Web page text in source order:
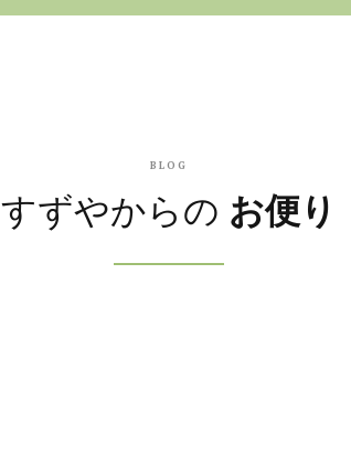
BLOG
すずやからの お便り